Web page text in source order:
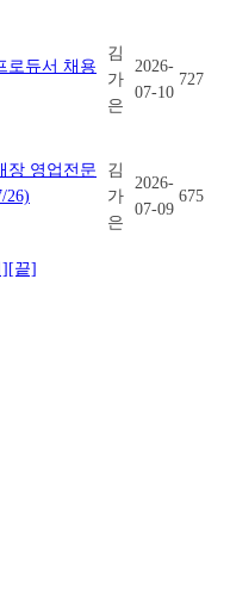
로듀서 채용
김
가
은
2026-
07-10
727
장 영업전문
26)
김
가
은
2026-
07-09
675
][끝]